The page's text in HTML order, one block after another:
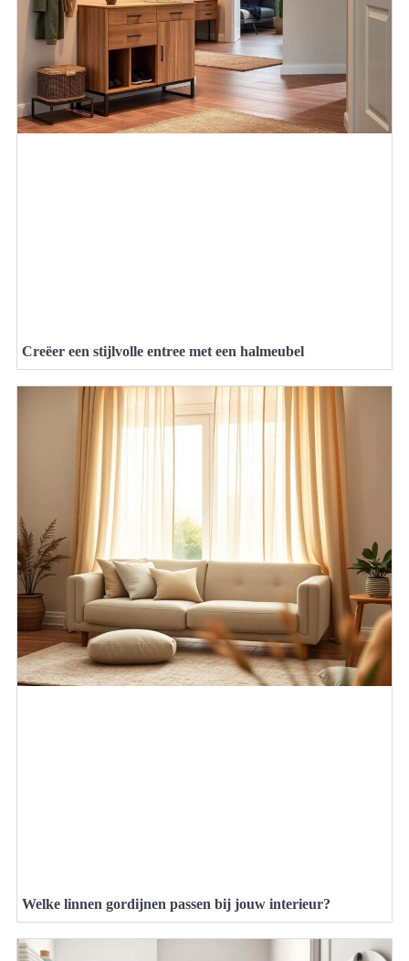
Creëer een stijlvolle entree met een halmeubel
Welke linnen gordijnen passen bij jouw interieur?